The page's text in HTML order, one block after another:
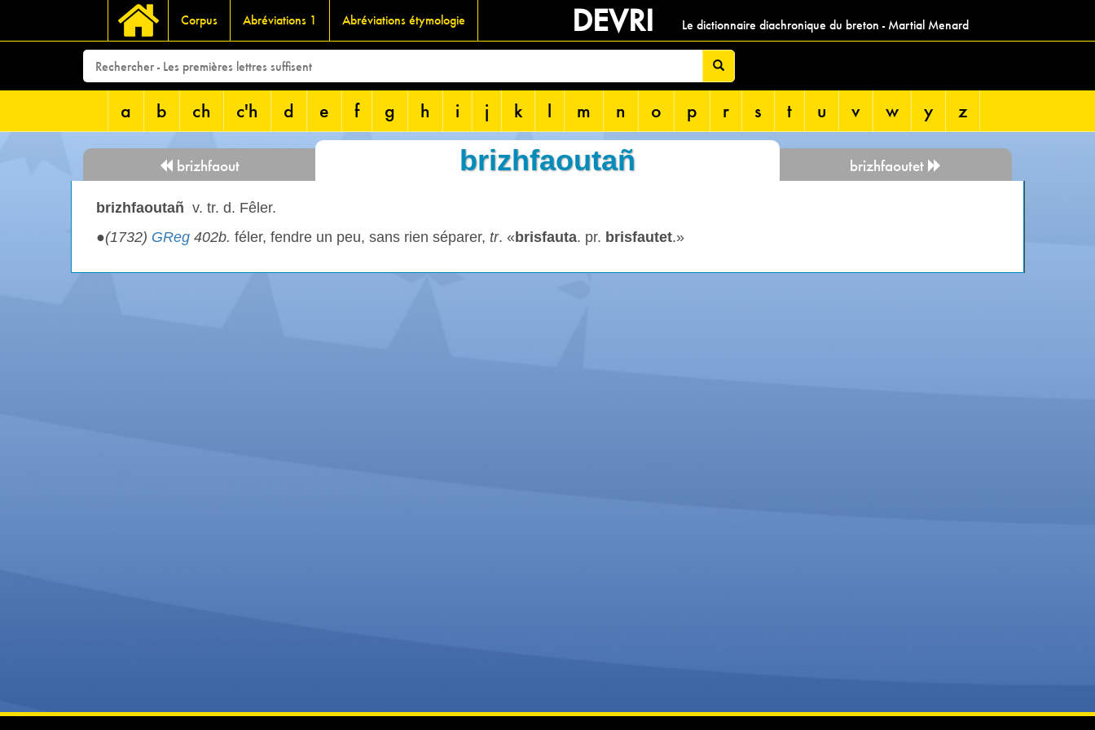
Corpus Abréviations 1 Abréviations étymologie DEVRI Le dictionnaire diachronique du breton - Martial Menard
a b ch c'h d e f g h i j k l m n o p r s t u v w y z
brizhfaout brizhfaoutañ brizhfaoutet
brizhfaoutañ v. tr. d. Fêler.
●(1732) GReg 402b. féler, fendre un peu, sans rien séparer, tr. « brisfauta. pr. brisfautet.»